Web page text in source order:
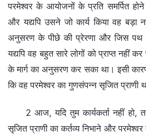
परमेश्वर के आयोजनों के प्रति समर्पित
और यद्यपि उसने जो कार्य किया वह बड़ा
अनुसरण के पीछे की प्रेरणा और जिस पथ
यद्यपि वह बहुत सारे लोगों को प्राप्त नहीं
के मार्ग का अनुसरण कर सका था। इसी
कि वह परमेश्वर का गुणसंपन्न सृजित प्राणी
2 आज, यदि तुम कार्यकर्ता नहीं हो,
सृजित प्राणी का कर्तव्य निभाने और